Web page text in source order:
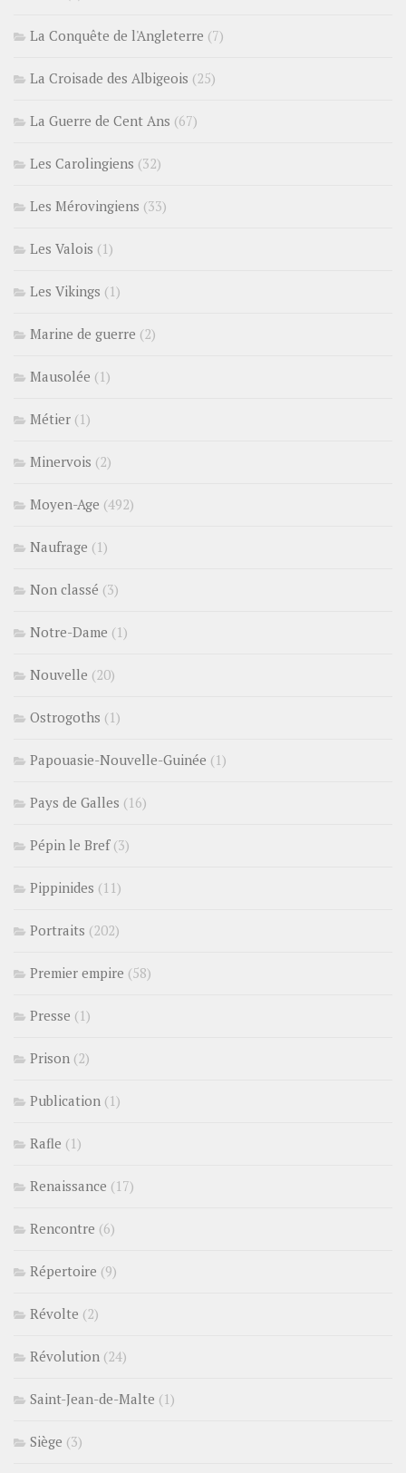
La Conquête de l'Angleterre (7)
La Croisade des Albigeois (25)
La Guerre de Cent Ans (67)
Les Carolingiens (32)
Les Mérovingiens (33)
Les Valois (1)
Les Vikings (1)
Marine de guerre (2)
Mausolée (1)
Métier (1)
Minervois (2)
Moyen-Age (492)
Naufrage (1)
Non classé (3)
Notre-Dame (1)
Nouvelle (20)
Ostrogoths (1)
Papouasie-Nouvelle-Guinée (1)
Pays de Galles (16)
Pépin le Bref(3)
Pippinides (11)
Portraits (202)
Premier empire (58)
Presse (1)
Prison (2)
Publication (1)
Rafle (1)
Renaissance (17)
Rencontre (6)
Répertoire (9)
Révolte (2)
Révolution (24)
Saint-Jean-de-Malte (1)
Siège (3)